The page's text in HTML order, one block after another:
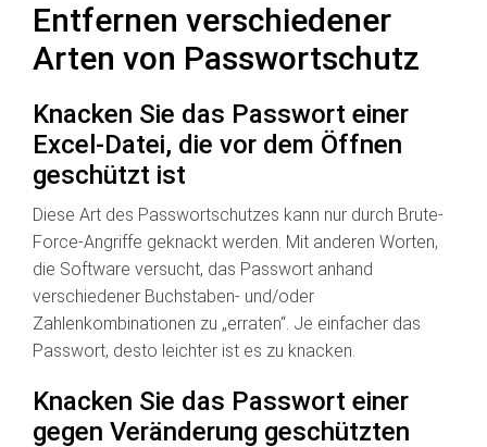
Entfernen verschiedener
Arten von Passwortschutz
Knacken Sie das Passwort einer
Excel-Datei, die vor dem Öffnen
geschützt ist
Diese Art des Passwortschutzes kann nur durch Brute-
Force-Angriffe geknackt werden. Mit anderen Worten,
die Software versucht, das Passwort anhand
verschiedener Buchstaben- und/oder
Zahlenkombinationen zu „erraten“. Je einfacher das
Passwort, desto leichter ist es zu knacken.
Knacken Sie das Passwort einer
gegen Veränderung geschützten